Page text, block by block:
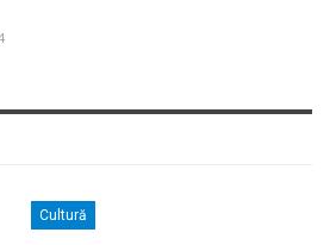
Cultură